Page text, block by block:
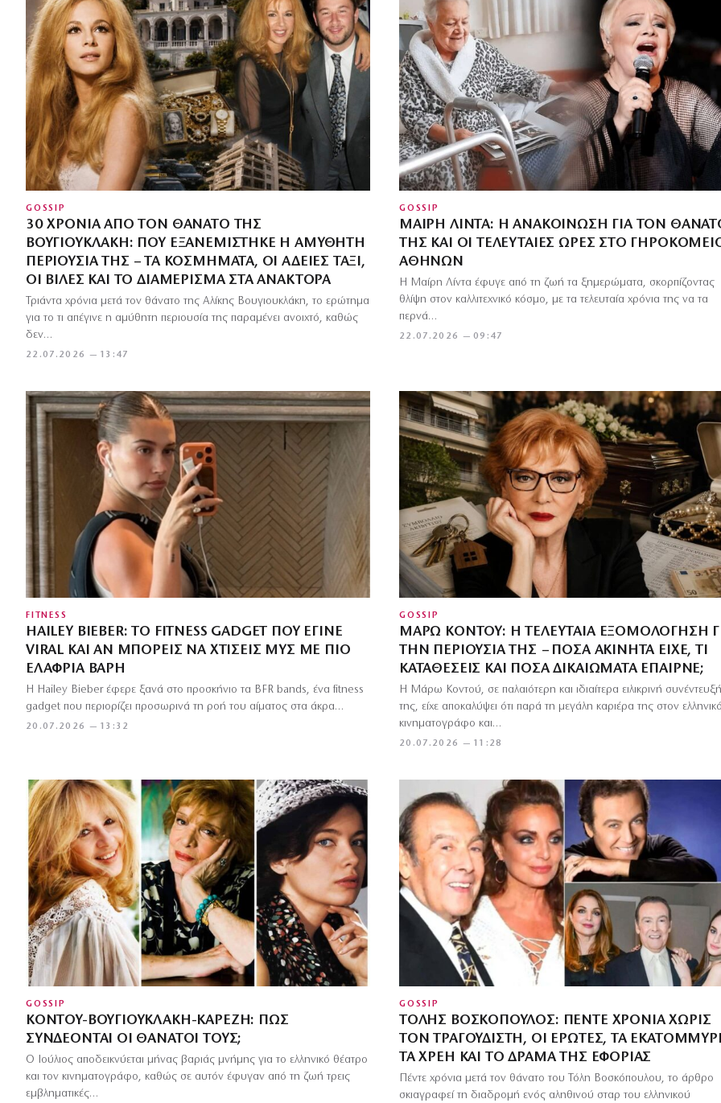
GOSSIP
30 ΧΡΌΝΙΑ ΑΠΌ ΤΟΝ ΘΆΝΑΤΟ ΤΗΣ
ΒΟΥΓΙΟΥΚΛΆΚΗ: ΠΟΎ ΕΞΑΝΕΜΊΣΤΗΚΕ Η ΑΜΎΘΗΤΗ
ΠΕΡΙΟΥΣΊΑ ΤΗΣ – ΤΑ ΚΟΣΜΉΜΑΤΑ, ΟΙ ΆΔΕΙΕΣ ΤΑΞΊ,
ΟΙ ΒΊΛΕΣ ΚΑΙ ΤΟ ΔΙΑΜΈΡΙΣΜΑ ΣΤΑ ΑΝΆΚΤΟΡΑ
22.07.2026 — 13:47
Τριάντα χρόνια μετά τον θάνατο της Αλίκης Βουγιουκλάκη, το ερώτημα
για το τι απέγινε η αμύθητη περιουσία της παραμένει ανοιχτό, καθώς
δεν…
GOSSIP
ΜΑΊΡΗ ΛΊΝΤΑ: Η ΑΝΑΚΟΊΝΩΣΗ ΓΙΑ ΤΟΝ
ΤΗΣ ΚΑΙ ΟΙ ΤΕΛΕΥΤΑΊΕΣ ΏΡΕΣ ΣΤΟ
ΑΘΗΝΏΝ
22.07.2026 — 09:47
Η Μαίρη Λίντα έφυγε από τη ζωή τα ξημερώματα, σκορπίζοντας
θλίψη στον καλλιτεχνικό κόσμο, με τα τελευταία χρόνια της να τα
περνά…
FITNESS
HAILEY BIEBER: ΤΟ FITNESS GADGET ΠΟΥ ΈΓΙΝΕ
VIRAL ΚΑΙ ΑΝ ΜΠΟΡΕΊΣ ΝΑ ΧΤΊΣΕΙΣ ΜΥΣ ΜΕ ΠΙΟ
ΕΛΑΦΡΙΆ ΒΆΡΗ
20.07.2026 — 13:32
Η Hailey Bieber έφερε ξανά στο προσκήνιο τα BFR bands, ένα fitness
gadget που περιορίζει προσωρινά τη ροή του αίματος στα άκρα…
GOSSIP
ΜΆΡΩ ΚΟΝΤΟΎ: Η ΤΕΛΕΥΤΑΊΑ ΕΞΟΜΟΛΌΓΗΣΗ
ΤΗΝ ΠΕΡΙΟΥΣΊΑ ΤΗΣ – ΠΌΣΑ ΑΚΊΝΗΤΑ ΕΊΧΕ, ΤΙ
ΚΑΤΑΘΈΣΕΙΣ ΚΑΙ ΠΌΣΑ ΔΙΚΑΙΏΜΑΤΑ ΈΠΑΙΡΝΕ;
20.07.2026 — 11:28
Η Μάρω Κοντού, σε παλαιότερη και ιδιαίτερα ειλικρινή συνέντευξή
της, είχε αποκαλύψει ότι παρά τη μεγάλη καριέρα της στον
κινηματογράφο και…
GOSSIP
ΚΟΝΤΟΎ-ΒΟΥΓΙΟΥΚΛΆΚΗ-ΚΑΡΈΖΗ: ΠΏΣ
ΣΥΝΔΈΟΝΤΑΙ ΟΙ ΘΆΝΑΤΟΊ ΤΟΥΣ;
Ο Ιούλιος αποδεικνύεται μήνας βαριάς μνήμης για το ελληνικό θέατρο
και τον κινηματογράφο, καθώς σε αυτόν έφυγαν από τη ζωή τρεις
εμβληματικές…
GOSSIP
ΤΌΛΗΣ ΒΟΣΚΌΠΟΥΛΟΣ: ΠΈΝΤΕ ΧΡΌΝΙΑ ΧΩΡΊΣ
ΤΟΝ ΤΡΑΓΟΥΔΙΣΤΉ, ΟΙ ΈΡΩΤΕΣ, ΤΑ
ΤΑ ΧΡΈΗ ΚΑΙ ΤΟ ΔΡΆΜΑ ΤΗΣ ΕΦΟΡΊΑΣ
Πέντε χρόνια μετά τον θάνατο του Τόλη Βοσκόπουλου, το άρθρο
σκιαγραφεί τη διαδρομή ενός αληθινού σταρ του ελληνικού